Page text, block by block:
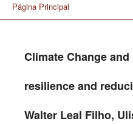
Página Principal
Climate Change
resilience and
Walter Leal Filho,